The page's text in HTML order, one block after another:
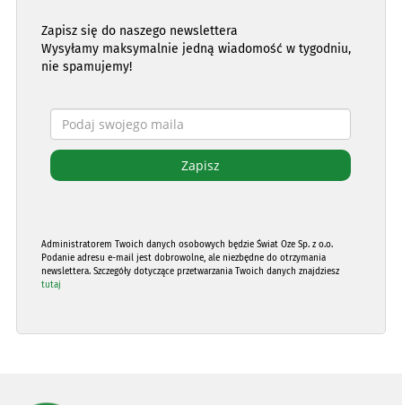
Zapisz się do naszego newslettera
Wysyłamy maksymalnie jedną wiadomość w tygodniu,
nie spamujemy!
Administratorem Twoich danych osobowych będzie Świat Oze Sp. z o.o.
Podanie adresu e-mail jest dobrowolne, ale niezbędne do otrzymania
newslettera. Szczegóły dotyczące przetwarzania Twoich danych znajdziesz
tutaj